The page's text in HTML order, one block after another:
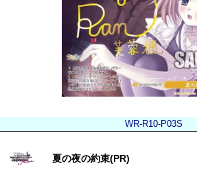
WR-R10-P03S
夏の夜の約束(PR)